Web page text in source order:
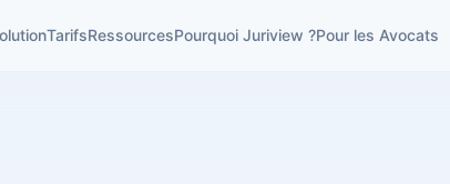
TarifsRessourcesPourquoi Juriview ?Pour les Avocats